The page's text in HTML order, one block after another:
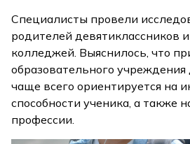
Специалисты провели
родителей девятиклассников
колледжей. Выяснилось, что
образовательного учреждения
чаще всего ориентируется на
способности ученика, а также
профессии.